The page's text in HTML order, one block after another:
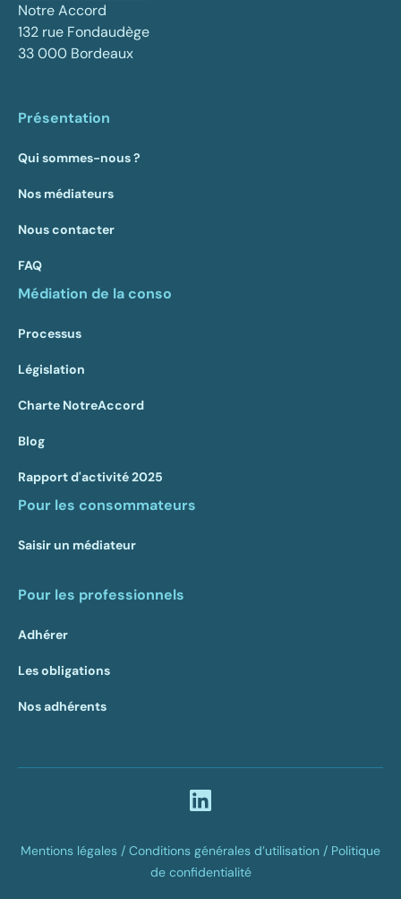
Notre Accord
132 rue Fondaudège
33 000 Bordeaux
Présentation
Qui sommes-nous ?
Nos médiateurs
Nous contacter
FAQ
Médiation de la conso
Processus
Législation
Charte NotreAccord
Blog
Rapport d'activité 2025
Pour les consommateurs
Saisir un médiateur
Pour les professionnels
Adhérer
Les obligations
Nos adhérents
Mentions légales / Conditions générales d’utilisation / Politique
de confidentialité